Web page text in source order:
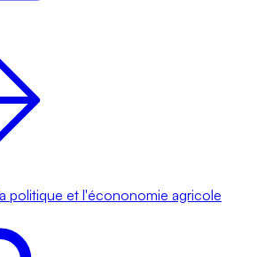
politique et l'écononomie agricole